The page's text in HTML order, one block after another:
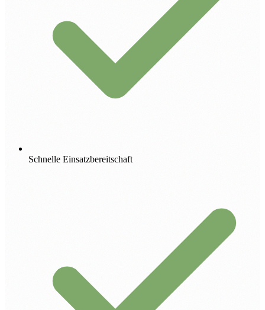
Schnelle Einsatzbereitschaft